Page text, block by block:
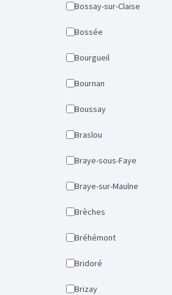
Bossay-sur-Claise
Bossée
Bourgueil
Bournan
Boussay
Braslou
Braye-sous-Faye
Braye-sur-Maulne
Brèches
Bréhémont
Bridoré
Brizay